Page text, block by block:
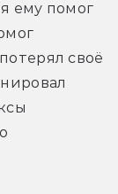
ему помог
своё